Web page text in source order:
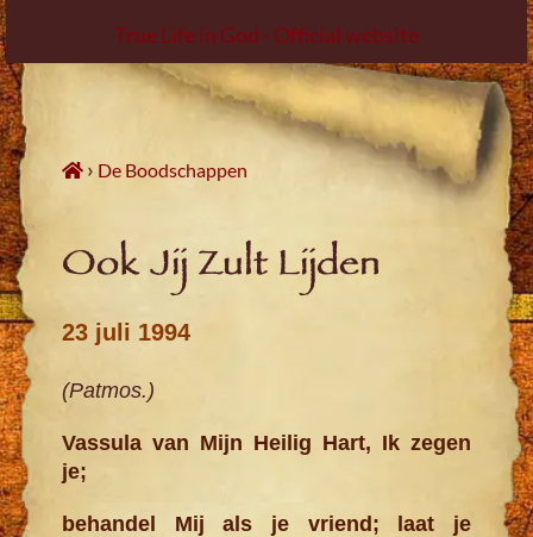
True Life in God - Official website
Skip
to
content
› De Boodschappen
Ook Jij Zult Lijden
23 juli 1994
(Patmos.)
Vassula van Mijn Heilig Hart, Ik zegen
je;
behandel Mij als je vriend; laat je